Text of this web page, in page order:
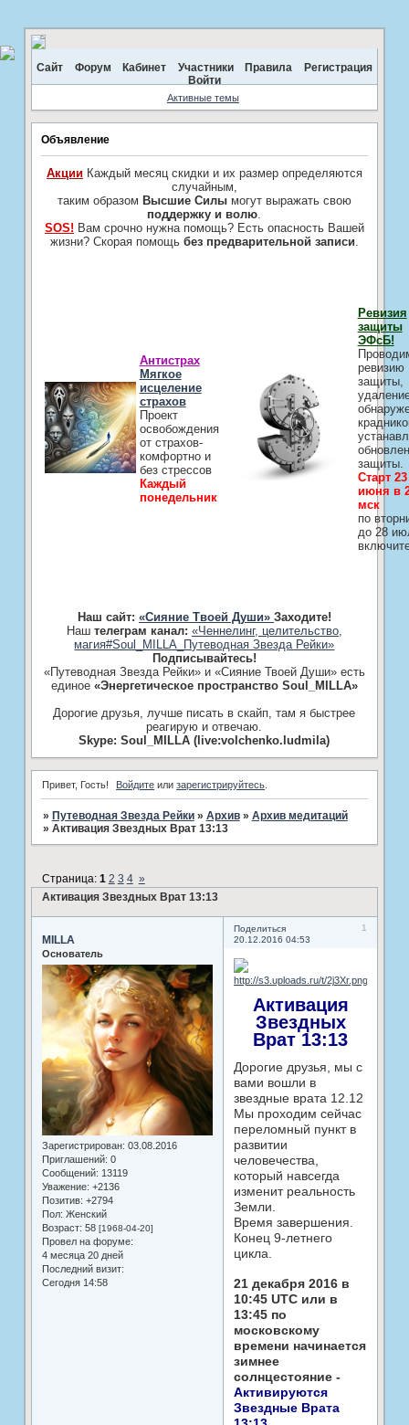
Сайт Форум Кабинет Участники Правила
Регистрация
Войти
Активные темы
Объявление
АкцииКаждый месяц скидки и их размер определяются
случайным,
таким образом Высшие Силымогут выражать свою
поддержку и волю
SOS! Вам срочно нужна помощь? Есть опасность Вашей
жизни? Скорая помощь без предварительной записи
Антистрах
Мягкое
исцеление
страхов
Проект
освобождения
от страхов-
комфортно и
без стрессов
Каждый
понедельник
Ревизия
защиты
ЭФсБ!
ревизию
защиты,
защиты.
Старт 23
июня в
мск
по
до 28
Наш сайт: «Сияние Твоей Души» Заходите!
Наш телеграм канал: «Ченнелинг, целительство,
магия#Soul_MILLA_Путеводная Звезда Рейки»
Подписывайтесь!
«Путеводная Звезда Рейки» и «Сияние Твоей Души» есть
единое «Энергетическое пространство Soul_MILLA»
Дорогие друзья, лучше писать в скайп, там я быстрее
реагирую и отвечаю.
Skype: Soul_MILLA (live:volchenko.ludmila)
Привет, Гость! Войдите илизарегистрируйтесь
» Путеводная Звезда Рейки » ­Архив » ­Архив медитаций
» Активация Звездных Врат 13:13
Активация Звездных Врат 13:13
Страница: 1 2 3 4 »
Поделиться
1
20.12.2016 04:53
MILLA
Основатель
Зарегистрирован: 03.08.2016
Приглашений: 0
Сообщений: 13119
Уважение: +2136
Позитив: +2794
Пол: Женский
Возраст: 58 [1968-04-20]
Провел на форуме:
4 месяца 20 дней
Последний визит:
Сегодня 14:58
Активация
Звездных
Врат 13:13
Дорогие друзья, мы с
вами вошли в
звездные врата 12.12
Мы проходим сейчас
переломный пункт в
развитии
человечества,
который навсегда
изменит реальность
Земли.
Время завершения.
Конец 9-летнего
цикла.
21 декабря 2016 в
10:45 UTC или в
13:45 по
московскому
времени начинается
зимнее
солнцестояние -
Активируются
Звездные Врата